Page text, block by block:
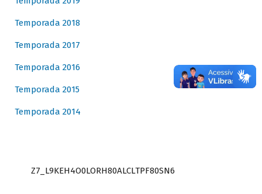
Temporada 2018
Temporada 2017
Temporada 2016
Temporada 2015
Temporada 2014
Z7_L9KEH4O0LORH80ALCLTPF80SN6